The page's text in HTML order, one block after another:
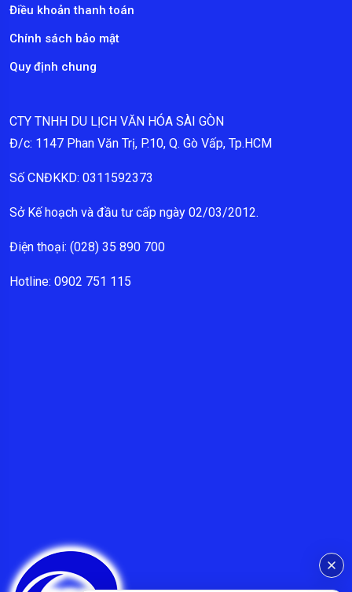
Điều khoản thanh toán
Chính sách bảo mật
Quy định chung
CTY TNHH DU LỊCH VĂN HÓA SÀI GÒN
Đ/c: 1147 Phan Văn Trị, P.10, Q. Gò Vấp, Tp.HCM
Số CNĐKKD: 0311592373
Sở Kế hoạch và đầu tư cấp ngày 02/03/2012.
Điện thoại: (028) 35 890 700
Hotline: 0902 751 115